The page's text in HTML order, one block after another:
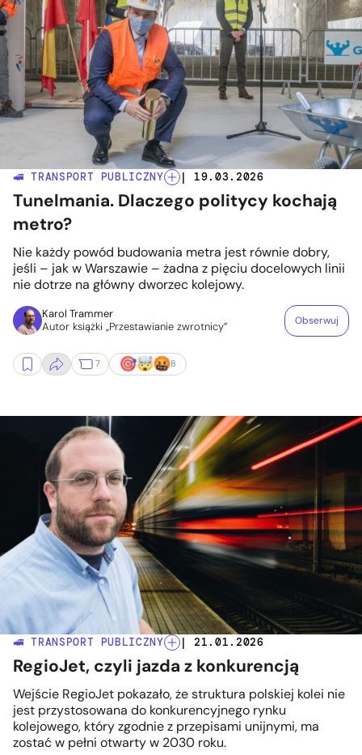
🚅 TRANSPORT PUBLICZNY | 19.03.2026
Tunelmania. Dlaczego politycy kochają
metro?
Nie każdy powód budowania metra jest równie dobry,
jeśli – jak w Warszawie – żadna z pięciu docelowych linii
nie dotrze na główny dworzec kolejowy.
Karol Trammer
Autor książki „Przestawianie zwrotnicy”
Obserwuj
7 8
🚅 TRANSPORT PUBLICZNY | 21.01.2026
RegioJet, czyli jazda z konkurencją
Wejście RegioJet pokazało, że struktura polskiej kolei nie
jest przystosowana do konkurencyjnego rynku
kolejowego, który zgodnie z przepisami unijnymi, ma
zostać w pełni otwarty w 2030 roku.